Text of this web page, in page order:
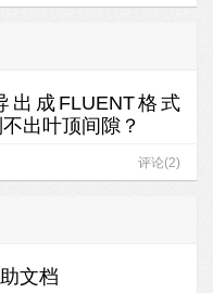
出成FLUENT格式
出叶顶间隙？
评论(2)
文档